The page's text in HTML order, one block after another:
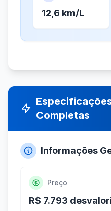
12,6 km/L
Completas
Informações
Preço
R$ 7.793